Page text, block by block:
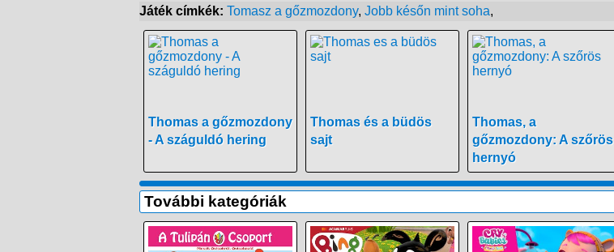
Játék címkék: Tomasz a gőzmozdony, Jobb későn mint soha,
Thomas a gőzmozdony
- A száguldó hering
Thomas és a büdös
sajt
Thomas, a
gőzmozdony: A szőrös
hernyó
További kategóriák